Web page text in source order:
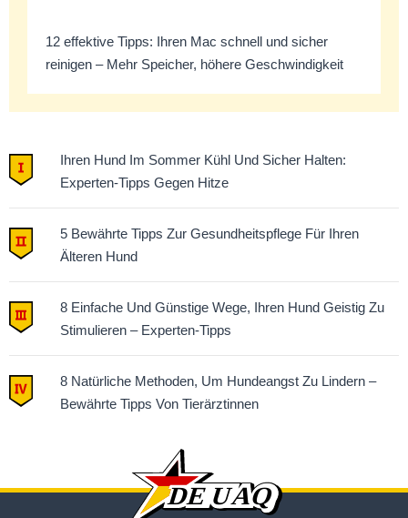
12 effektive Tipps: Ihren Mac schnell und sicher
reinigen – Mehr Speicher, höhere Geschwindigkeit
Ihren Hund Im Sommer Kühl Und Sicher Halten:
Experten-Tipps Gegen Hitze
5 Bewährte Tipps Zur Gesundheitspflege Für Ihren
Älteren Hund
8 Einfache Und Günstige Wege, Ihren Hund Geistig Zu
Stimulieren – Experten-Tipps
8 Natürliche Methoden, Um Hundeangst Zu Lindern –
Bewährte Tipps Von Tierärztinnen